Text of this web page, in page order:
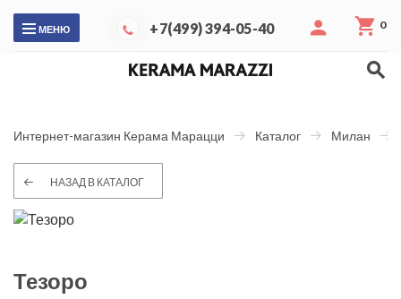
МЕНЮ +7(499) 394-05-40 0
Интернет-магазин Керама Марацци Каталог Милан
НАЗАД В КАТАЛОГ
Тезоро